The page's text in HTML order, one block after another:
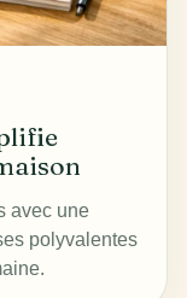
avec une
polyvalentes